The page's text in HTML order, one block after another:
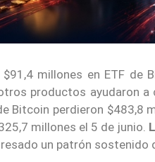
millones en ETF de
productos ayudaron
Bitcoin perdieron $483,8
millones el 5 de junio.
un patrón sostenido